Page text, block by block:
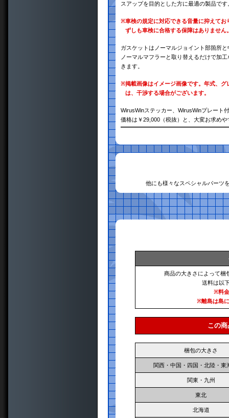
スアップを目的とした方に最適の製品です
※車検の規定に対応できる音量に抑えて
ずしも車検に合格する保障はありませ
ガスケットはノーマルジョイント部箇所
ノーマルマフラーと取り替えるだけで加
きます。
※掲載画像はイメージ画像です。年式、
は、干渉する場合がございます。
WirusWinステッカー、WirusWinプレート
価格は￥29,000（税抜）と、大変お求め
他にも様々なスペシャルパーツ
商品の大きさによって梱
送料は以
※料
※離島は島
この
梱包の大きさ
関西・中国・四国・北陸・東
関東・九州
東北
北海道